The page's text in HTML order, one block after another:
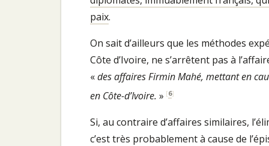
paix.
On sait d’ailleurs que les méthodes
Côte d’Ivoire, ne s’arrêtent pas à
«des affaires Firmin Mahé, mettant en
en Côte-d’Ivoire. » [6]
Si, au contraire d’affaires similaires,
c’est très probablement à cause de